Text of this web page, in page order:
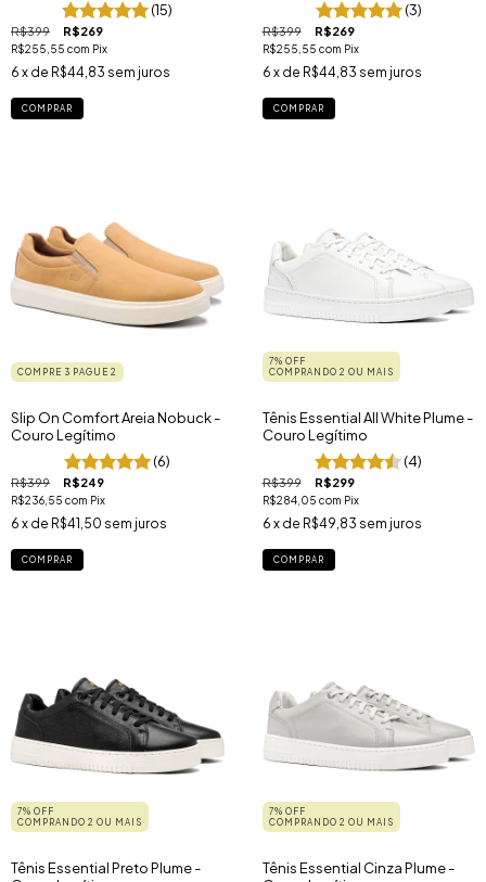
(15)
R$399 R$269
R$255,55 com Pix
6 x de R$44,83 sem juros
COMPRAR
(3)
R$399 R$269
R$255,55 com Pix
6 x de R$44,83 sem juros
COMPRAR
COMPRE 3 PAGUE 2
Slip On Comfort Areia Nobuck -
Couro Legítimo
(6)
R$399 R$249
R$236,55 com Pix
6 x de R$41,50 sem juros
COMPRAR
7% OFF
COMPRANDO 2 OU MAIS
Tênis Essential All White Plume -
Couro Legítimo
(4)
R$399 R$299
R$284,05 com Pix
6 x de R$49,83 sem juros
COMPRAR
7% OFF
COMPRANDO 2 OU MAIS
Tênis Essential Preto Plume -
7% OFF
COMPRANDO 2 OU MAIS
Tênis Essential Cinza Plume -